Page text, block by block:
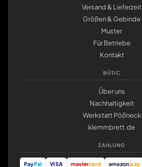
Versand & Lieferzeit
Größen & Gebinde
Muster
Für Betriebe
Kontakt
BÜTIC
Über uns
Nachhaltigkeit
Werkstatt Pößneck
klemmbrett.de
ZAHLUNG
PayPal VISA mastercard amazonpay